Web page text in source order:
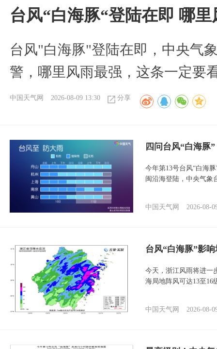
台风“白海豚“登陆在即 哪
台风"白海豚"登陆在即，中央气
警，哪里风雨最强，这条一定要
中国天气网 2026-08-09 13:30 分享
四问台风“白海豚
今年第13号台风“白海
闽沿海登陆，中央气象
中国天气网 2026-08-
台风“白海豚”影
今天，浙江风雨将进一
海局地阵风可达13至16
中国天气网 2026-08-